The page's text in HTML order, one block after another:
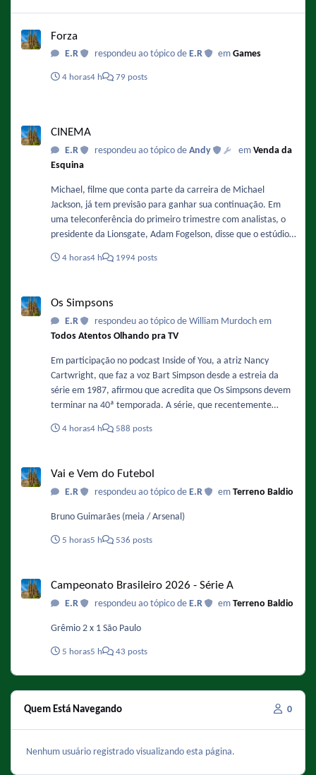
Forza
E.R respondeu ao tópico de E.R emGames
4 horas4 h 79 posts
CINEMA
E.R respondeu ao tópico de Andy emVenda da
Esquina
Michael, filme que conta parte da carreira de Michael
Jackson, já tem previsão para ganhar sua continuação. Em
uma teleconferência do primeiro trimestre com analistas, o
presidente da Lionsgate, Adam Fogelson, disse que o estúdio
início de 2027. Sobre a data ele comentou: "Acredito que o
https://www.omelete.com.br/filmes/michael-2-sequencia-da-
cinebiografia-de-michael-jackson-ganha-previsao-de-estreia-
nos-cinemas-confira
4 horas4 h 1994 posts
Os Simpsons
E.R
respondeu ao tópico de William Murdoch em
Todos Atentos Olhando pra TV
Em participação no podcast Inside of You, a atriz Nancy
Cartwright, que faz a voz Bart Simpson desde a estreia da
série em 1987, afirmou que acredita que Os Simpsons devem
terminar na 40ª temporada. A série, que recentemente
temporada, já tem renovação garantida até a temporada 40,
https://www.omelete.com.br/series-tv/os-simpsons-voz-de-
bart-serie-vai-acabar-na-40-temporada
4 horas4 h 588 posts
Vai e Vem do Futebol
E.R respondeu ao tópico de E.R emTerreno Baldio
Bruno Guimarães (meia / Arsenal)
5 horas5 h 536 posts
Campeonato Brasileiro 2026 - Série A
E.R respondeu ao tópico de E.R emTerreno Baldio
Grêmio 2 x 1 São Paulo
5 horas5 h 43 posts
Quem Está Navegando 0
Nenhum usuário registrado visualizando esta página.